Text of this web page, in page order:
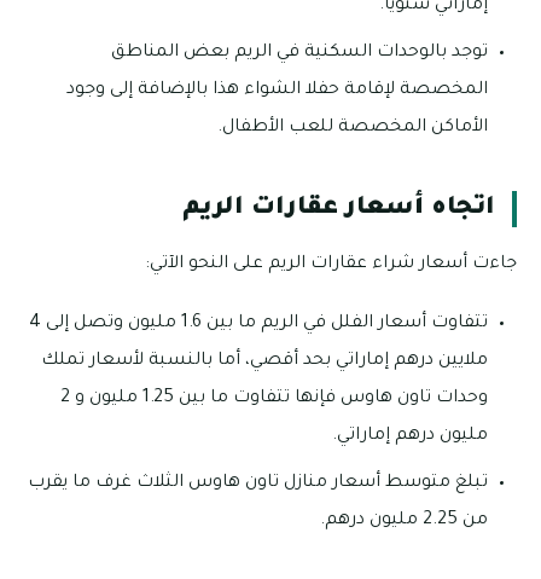
إماراتي سنوياً.
توجد بالوحدات السكنية في الريم بعض المناطق
المخصصة لإقامة حفلا الشواء هذا بالإضافة إلى وجود
الأماكن المخصصة للعب الأطفال.
اتجاه أسعار عقارات الريم
جاءت أسعار شراء عقارات الريم على النحو الآتي:
تتفاوت أسعار الفلل في الريم ما بين 1.6 مليون وتصل إلى 4
ملايين درهم إماراتي بحد أقصي، أما بالنسبة لأسعار تملك
وحدات تاون هاوس فإنها تتفاوت ما بين 1.25 مليون و 2
مليون درهم إماراتي.
تبلغ متوسط أسعار منازل تاون هاوس الثلاث غرف ما يقرب
من 2.25 مليون درهم.